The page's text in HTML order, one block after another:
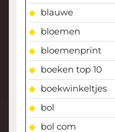
blauwe
bloemen
bloemenprint
boeken top 10
boekwinkeltjes
bol
bol com